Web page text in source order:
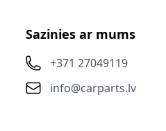
Sazinies ar mums
+371 27049119
info@carparts.lv